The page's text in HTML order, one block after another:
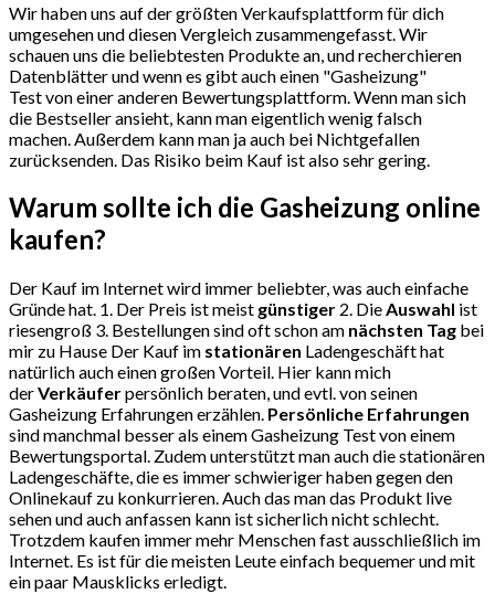
Wir haben uns auf der größten Verkaufsplattform für dich
umgesehen und diesen Vergleich zusammengefasst. Wir
schauen uns die beliebtesten Produkte an, und recherchieren
Datenblätter und wenn es gibt auch einen "Gasheizung"
Testvon einer anderen Bewertungsplattform. Wenn man sich
die Bestseller ansieht, kann man eigentlich wenig falsch
machen. Außerdem kann man ja auch bei Nichtgefallen
zurücksenden. Das Risiko beim Kauf ist also sehr gering.
Warum sollte ich die Gasheizung online
kaufen?
Der Kauf im Internet wird immer beliebter, was auch einfache
Gründe hat. 1. Der Preis ist meist günstiger 2. DieAuswahl ist
riesengroß 3. Bestellungen sind oft schon am nächsten Tag bei
mir zu Hause Der Kauf im stationären Ladengeschäft hat
natürlich auch einen großen Vorteil. Hier kann mich
derVerkäuferpersönlich beraten, und evtl. von seinen
Gasheizung Erfahrungen erzählen. Persönliche Erfahrungen
sind manchmal besser als einem Gasheizung Test von einem
Bewertungsportal. Zudem unterstützt man auch die stationären
Ladengeschäfte, die es immer schwieriger haben gegen den
Onlinekauf zu konkurrieren. Auch das man das Produkt live
sehen und auch anfassen kann ist sicherlich nicht schlecht.
Trotzdem kaufen immer mehr Menschen fast ausschließlich im
Internet. Es ist für die meisten Leute einfach bequemer und mit
ein paar Mausklicks erledigt.